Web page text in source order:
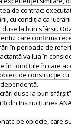
de contract
cu condiția ca
la bun sfârșit.
care confirmă
în perioada de
va lua în
în condițiile în care
de construcție cu
duse la bun
din Instrucțiunea
pe obiecte, care